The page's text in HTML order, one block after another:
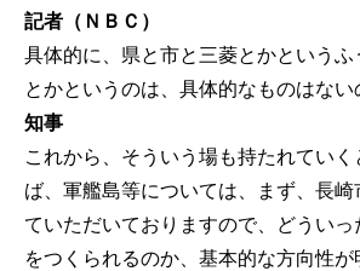
記者（ＮＢＣ）
具体的に、県と市と三菱とかというふ
とかというのは、具体的なものはない
知事
これから、そういう場も持たれていく
ば、軍艦島等については、まず、長崎
ていただいておりますので、どうい
をつくられるのか、基本的な方向性が